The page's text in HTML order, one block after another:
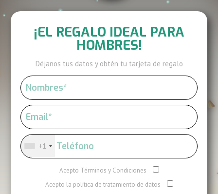
¡EL REGALO IDEAL PARA
HOMBRES!
Déjanos tus datos y obtén tu tarjeta de regalo
+1
Acepto Términos y Condiciones
Acepto la política de tratamiento de datos